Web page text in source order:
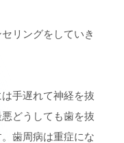
リングをしていき
手遅れて神経を抜
どうしても歯を抜
歯周病は重症にな